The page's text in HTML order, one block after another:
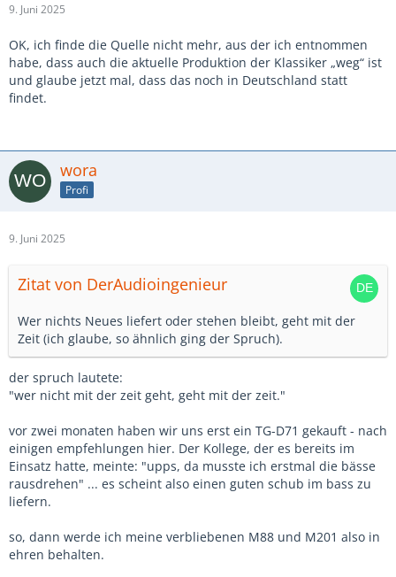
9. Juni 2025
OK, ich finde die Quelle nicht mehr, aus der ich entnommen
habe, dass auch die aktuelle Produktion der Klassiker „weg“ ist
und glaube jetzt mal, dass das noch in Deutschland statt
findet.
wora
Profi
9. Juni 2025
Zitat von DerAudioingenieur
Wer nichts Neues liefert oder stehen bleibt, geht mit der
Zeit (ich glaube, so ähnlich ging der Spruch).
der spruch lautete:
"wer nicht mit der zeit geht, geht mit der zeit."
vor zwei monaten haben wir uns erst ein TG-D71 gekauft - nach
einigen empfehlungen hier. Der Kollege, der es bereits im
Einsatz hatte, meinte: "upps, da musste ich erstmal die bässe
rausdrehen" ... es scheint also einen guten schub im bass zu
liefern.
so, dann werde ich meine verbliebenen M88 und M201 also in
ehren behalten.